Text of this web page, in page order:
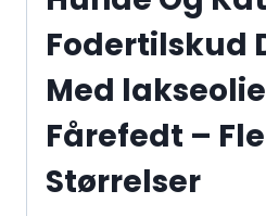
Fodertilskud
Med
Fårefedt –
Størrelser